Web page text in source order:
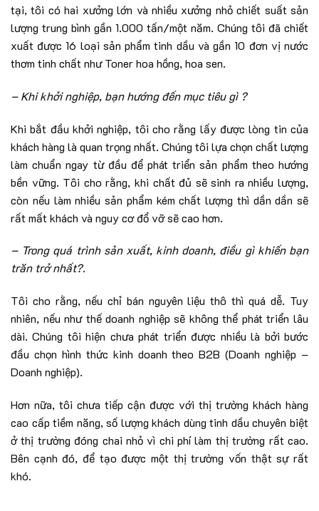
tại, tôi có hai xưởng lớn và nhiều xưởng nhỏ chiết suất sản
lượng trung bình gần 1.000 tấn/một năm. Chúng tôi đã chiết
xuất được 16 loại sản phẩm tinh dầu và gần 10 đơn vị nước
thơm tinh chất như Toner hoa hồng, hoa sen.
– Khi khởi nghiệp, bạn hướng đến mục tiêu gì ?
Khi bắt đầu khởi nghiệp, tôi cho rằng lấy được lòng tin của
khách hàng là quan trọng nhất. Chúng tôi lựa chọn chất lượng
làm chuẩn ngay từ đầu để phát triển sản phẩm theo hướng
bền vững. Tôi cho rằng, khi chất đủ sẽ sinh ra nhiều lượng,
còn nếu làm nhiều sản phẩm kém chất lượng thì dần dần sẽ
rất mất khách và nguy cơ đổ vỡ sẽ cao hơn.
– Trong quá trình sản xuất, kinh doanh, điều gì khiến bạn
trăn trở nhất?.
Tôi cho rằng, nếu chỉ bán nguyên liệu thô thì quá dễ. Tuy
nhiên, nếu như thế doanh nghiệp sẽ không thể phát triển lâu
dài. Chúng tôi hiện chưa phát triển được nhiều là bởi bước
đầu chọn hình thức kinh doanh theo B2B (Doanh nghiệp –
Doanh nghiệp).
Hơn nữa, tôi chưa tiếp cận được với thị trường khách hàng
cao cấp tiềm năng, số lượng khách dùng tinh dầu chuyên biệt
ở thị trường đóng chai nhỏ vì chi phí làm thị trường rất cao.
Bên cạnh đó, để tạo được một thị trường vốn thật sự rất
khó.